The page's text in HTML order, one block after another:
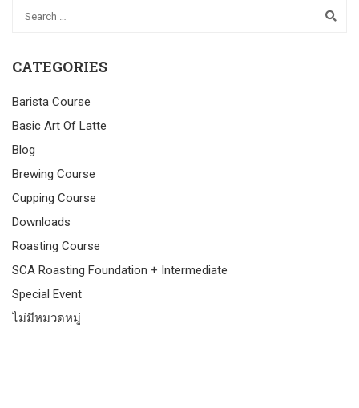
CATEGORIES
Barista Course
Basic Art Of Latte
Blog
Brewing Course
Cupping Course
Downloads
Roasting Course
SCA Roasting Foundation + Intermediate
Special Event
ไม่มีหมวดหมู่